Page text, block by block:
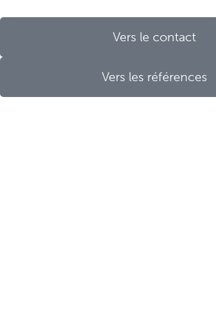
Vers le contact
Vers les références